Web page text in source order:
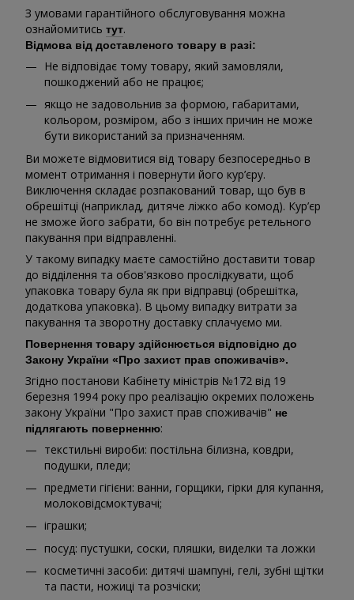
З умовами гарантійного обслуговування можна
ознайомитись тут.
Відмова від доставленого товару в разі:
Не відповідає тому товару, який замовляли,
пошкоджений або не працює;
якщо не задовольнив за формою, габаритами,
кольором, розміром, або з інших причин не може
бути використаний за призначенням.
Ви можете відмовитися від товару безпосередньо в
момент отримання і повернути його кур’єру.
Виключення складає розпакований товар, що був в
обрешітці (наприклад, дитяче ліжко або комод). Кур’єр
не зможе його забрати, бо він потребує ретельного
пакування при відправленні.
У такому випадку маєте самостійно доставити товар
до відділення та обов'язково прослідкувати, щоб
упаковка товару була як при відправці (обрешітка,
додаткова упаковка). В цьому випадку витрати за
пакування та зворотну доставку сплачуємо ми.
Повернення товару здійснюється відповідно до
Закону України «Про захист прав споживачів».
Згідно постанови Кабінету міністрів №172 від 19
березня 1994 року про реалізацію окремих положень
закону України "Про захист прав споживачів" не
підлягають поверненню:
текстильні вироби: постільна білизна, ковдри,
подушки, пледи;
предмети гігієни: ванни, горщики, гірки для купання,
молоковідсмоктувачі;
іграшки;
посуд: пустушки, соски, пляшки, виделки та ложки
косметичні засоби: дитячі шампуні, гелі, зубні щітки
та пасти, ножиці та розчіски;